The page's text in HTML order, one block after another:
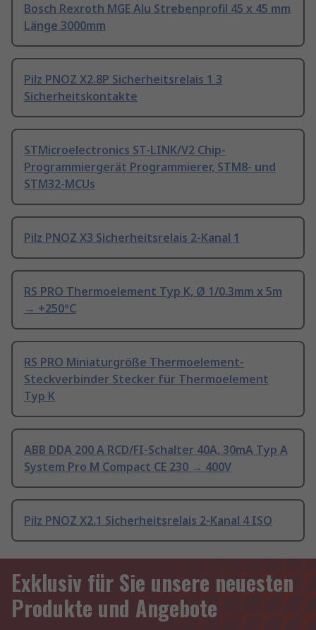
Bosch Rexroth MGE Alu Strebenprofil 45 x 45 mm
Länge 3000mm
Pilz PNOZ X2.8P Sicherheitsrelais 1 3
Sicherheitskontakte
STMicroelectronics ST-LINK/V2 Chip-
Programmiergerät Programmierer, STM8- und
STM32-MCUs
Pilz PNOZ X3 Sicherheitsrelais 2-Kanal 1
RS PRO Thermoelement Typ K, Ø 1/0.3mm x 5m
→ +250°C
RS PRO Miniaturgröße Thermoelement-
Steckverbinder Stecker für Thermoelement
Typ K
ABB DDA 200 A RCD/FI-Schalter 40A, 30mA Typ A
System Pro M Compact CE 230 → 400V
Pilz PNOZ X2.1 Sicherheitsrelais 2-Kanal 4 ISO
Exklusiv für Sie unsere neuesten
Produkte und Angebote